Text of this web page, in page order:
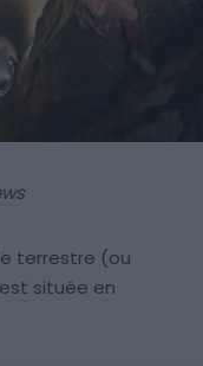
terrestre (ou
est située en